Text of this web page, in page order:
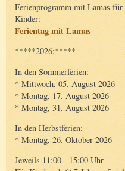
Ferienprogramm mit Lamas für
Kinder:
Ferientag mit Lamas
*****2026:*****
In den Sommerferien:
* Mittwoch, 05. August 2026
* Montag, 17. August 2026
* Montag, 31. August 2026
In den Herbstferien:
* Montag, 26. Oktober 2026
Jeweils 11:00 - 15:00 Uhr